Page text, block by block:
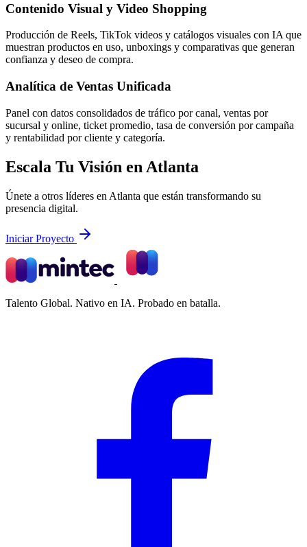
Contenido Visual y Video Shopping
Producción de Reels, TikTok videos y catálogos visuales con IA que
muestran productos en uso, unboxings y comparativas que generan
confianza y deseo de compra.
Analítica de Ventas Unificada
Panel con datos consolidados de tráfico por canal, ventas por
sucursal y online, ticket promedio, tasa de conversión por campaña
y rentabilidad por cliente y categoría.
Escala Tu Visión en Atlanta
Únete a otros líderes en Atlanta que están transformando su
presencia digital.
Iniciar Proyecto
Talento Global. Nativo en IA. Probado en batalla.